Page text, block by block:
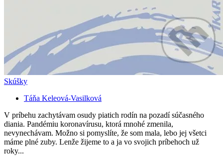
Skúšky
Táňa Keleová-Vasilková
V príbehu zachytávam osudy piatich rodín na pozadí súčasného
diania. Pandémiu koronavírusu, ktorá mnohé zmenila,
nevynechávam. Možno si pomyslíte, že som mala, lebo jej všetci
máme plné zuby. Lenže žijeme to a ja vo svojich príbehoch už
roky...